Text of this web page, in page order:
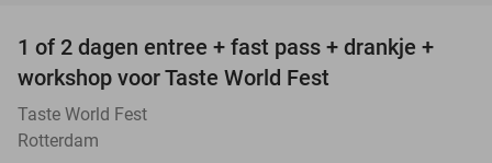
56%
TODAY
1 of 2 dagen entree + fast pass + drankje +
workshop voor Taste World Fest
Taste World Fest
Rotterdam